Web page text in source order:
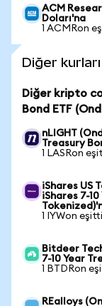
ACM
Doları'na
1 ACMRon
Diğer
Diğer kripto
Bond ETF
nLIGHT
Treasury
1 LASRon
iShares US
iShares 7-
1 IYWon
Bitdeer
7-10 Year
1 BTDRon
REalloys